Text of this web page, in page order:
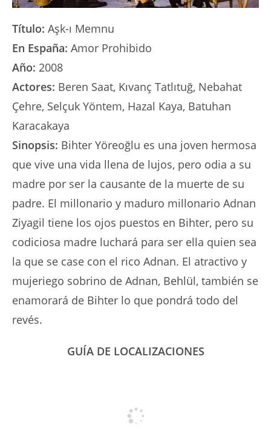
Título: Aşk-ı Memnu
En España: Amor Prohibido
Año: 2008
Actores: Beren Saat, Kıvanç Tatlıtuğ, Nebahat
Çehre, Selçuk Yöntem, Hazal Kaya, Batuhan
Karacakaya
Sinopsis: Bihter Yöreoğlu es una joven hermosa
que vive una vida llena de lujos, pero odia a su
madre por ser la causante de la muerte de su
padre. El millonario y maduro millonario Adnan
Ziyagil tiene los ojos puestos en Bihter, pero su
codiciosa madre luchará para ser ella quien sea
la que se case con el rico Adnan. El atractivo y
mujeriego sobrino de Adnan, Behlül, también se
enamorará de Bihter lo que pondrá todo del
revés.
GUÍA DE LOCALIZACIONES